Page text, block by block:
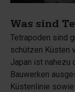
Was sind
Tetrapoden sind
schützen Küsten
Japan ist nahezu
Bauwerken
Küstenlinie